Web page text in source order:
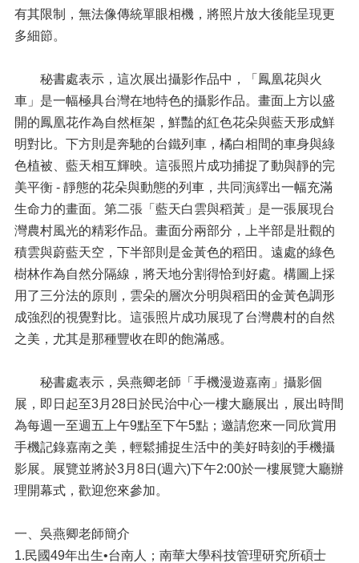
有其限制，無法像傳統單眼相機，將照片放大後能呈現更
多細節。
秘書處表示，這次展出攝影作品中，「鳳凰花與火
車」是一幅極具台灣在地特色的攝影作品。畫面上方以盛
開的鳳凰花作為自然框架，鮮豔的紅色花朵與藍天形成鮮
明對比。下方則是奔馳的台鐵列車，橘白相間的車身與綠
色植被、藍天相互輝映。這張照片成功捕捉了動與靜的完
美平衡 - 靜態的花朵與動態的列車，共同演繹出一幅充滿
生命力的畫面。第二張「藍天白雲與稻黃」是一張展現台
灣農村風光的精彩作品。畫面分兩部分，上半部是壯觀的
積雲與蔚藍天空，下半部則是金黃色的稻田。遠處的綠色
樹林作為自然分隔線，將天地分割得恰到好處。構圖上採
用了三分法的原則，雲朵的層次分明與稻田的金黃色調形
成強烈的視覺對比。這張照片成功展現了台灣農村的自然
之美，尤其是那種豐收在即的飽滿感。
秘書處表示，吳燕卿老師「手機漫遊嘉南」攝影個
展，即日起至3月28日於民治中心一樓大廳展出，展出時間
為每週一至週五上午9點至下午5點；邀請您來一同欣賞用
手機記錄嘉南之美，輕鬆捕捉生活中的美好時刻的手機攝
影展。展覽並將於3月8日(週六)下午2:00於一樓展覽大廳辦
理開幕式，歡迎您來參加。
一、吳燕卿老師簡介
1.民國49年出生•台南人；南華大學科技管理研究所碩士